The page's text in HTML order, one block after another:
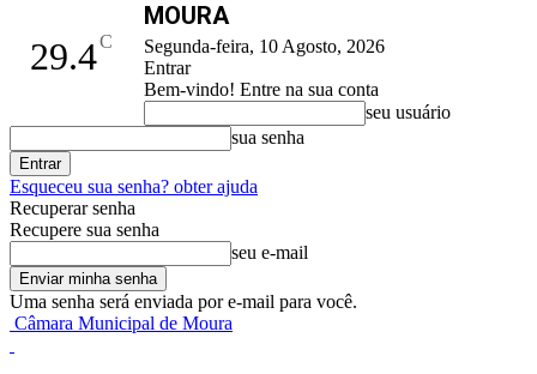
29.4C
MOURA
Segunda-feira, 10 Agosto, 2026
Entrar
Bem-vindo! Entre na sua conta
seu usuário
sua senha
Esqueceu sua senha? obter ajuda
Recuperar senha
Recupere sua senha
seu e-mail
Uma senha será enviada por e-mail para você.
Câmara Municipal de Moura